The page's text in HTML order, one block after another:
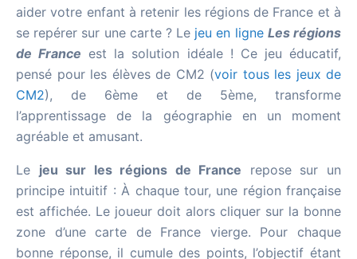
aider votre enfant à retenir les régions de France et à
se repérer sur une carte ? Le jeu en ligne Les régions
de France est la solution idéale ! Ce jeu éducatif,
pensé pour les élèves de CM2 (voir tous les jeux de
CM2), de 6ème et de 5ème, transforme
l’apprentissage de la géographie en un moment
agréable et amusant.
Le jeu sur les régions de France repose sur un
principe intuitif : À chaque tour, une région française
est affichée. Le joueur doit alors cliquer sur la bonne
zone d’une carte de France vierge. Pour chaque
bonne réponse, il cumule des points, l’objectif étant